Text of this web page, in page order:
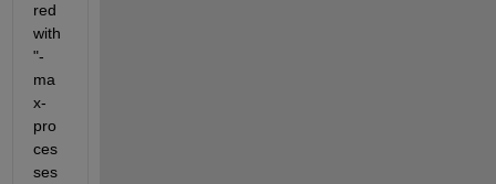
red
with
"-
ma
x-
pro
ces
ses